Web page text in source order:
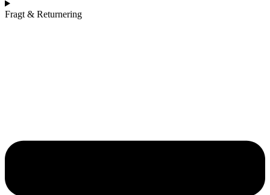
Fragt & Returnering